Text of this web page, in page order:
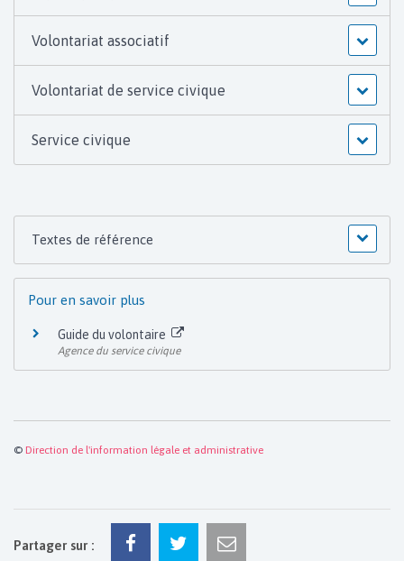
Volontariat associatif
Volontariat de service civique
Service civique
Textes de référence
Pour en savoir plus
Guide du volontaire
Agence du service civique
© Direction de l'information légale et administrative
Partager sur :